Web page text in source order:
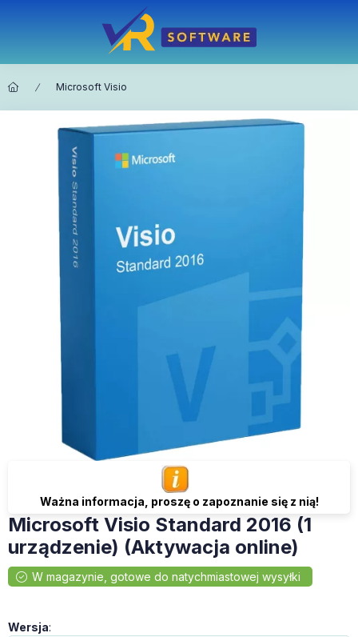
Microsoft Visio
Microsoft Visio Standard 2016 (1
urządzenie) (Aktywacja online)
Ważna informacja, proszę o zapoznanie się z nią!
Wersja: